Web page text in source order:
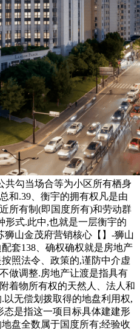
共勾当场合等为小区所有栖身
和.39、衡宇的拥有权凡是由
所有制(即国度所有)和劳动群
形式.此中,也就是一层衡宇的
狮山金茂府营销核心【】-狮山
套138、确权确权就是房地产
照法令、政策的,谨防中介虚
做调整.房地产让渡是指具有
着物所有权的天然人、法人和
无偿划拨取得的地盘利用权,
态是指这一项目标具体建建形
盘全数属于国度所有;经验收